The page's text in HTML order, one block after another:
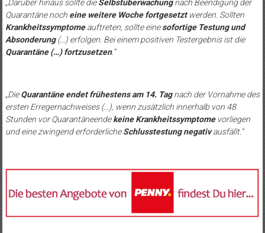
„Darüber hinaus sollte dieSelbstüberwachungnach Beendigung der
Quarantäne noch eine weitere Woche fortgesetztwerden. Sollten
Krankheitssymptomeauftreten, sollte einesofortige Testung und
Absonderung(…) erfolgen. Bei einem positiven Testergebnis ist die
Quarantäne (…) fortzusetzen.“
„DieQuarantäne endet frühestens am 14. Tagnach der Vornahme des
ersten Erregernachweises (…), wenn zusätzlich innerhalb von 48
Stunden vor Quarantäneendekeine Krankheitssymptomevorliegen
und eine zwingend erforderlicheSchlusstestung negativausfällt.“